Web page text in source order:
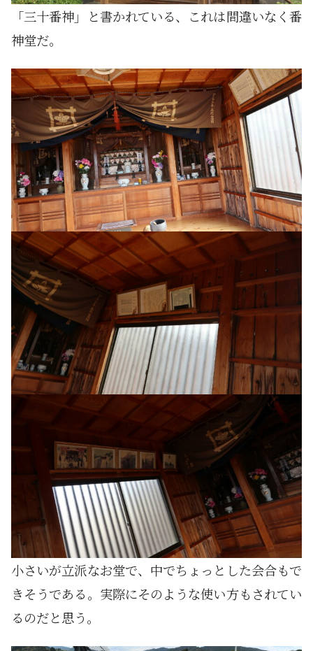
「三十番神」と書かれている、これは間違いなく番
神堂だ。
小さいが立派なお堂で、中でちょっとした会合もで
きそうである。実際にそのような使い方もされてい
るのだと思う。